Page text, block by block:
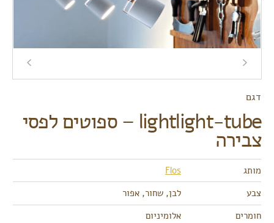
דגם
lightlight-tube – ספוטים לפסי
צבירה
מותג
Flos
צבע
לבן, שחור, אפור
חומרים
אלומיניום